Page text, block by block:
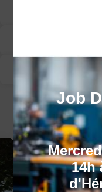
Job
14h
Suivi de la
CECI